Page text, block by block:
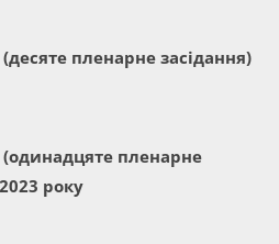
(десяте пленарне засідання)
(одинадцяте пленарне
року